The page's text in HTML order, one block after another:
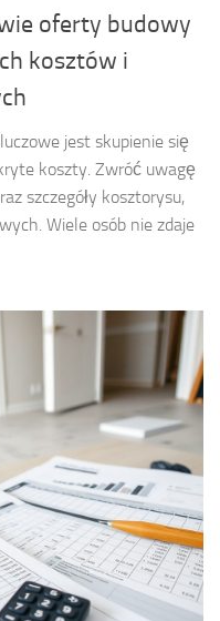
oferty budowy
kosztów i
jest skupienie się
koszty. Zwróć uwagę
szczegóły kosztorysu,
Wiele osób nie zdaje